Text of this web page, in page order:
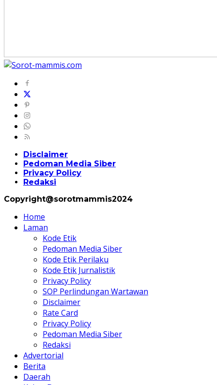
Disclaimer
Pedoman Media Siber
Privacy Policy
Redaksi
Copyright@sorotmammis2024
Home
Laman
Kode Etik
Pedoman Media Siber
Kode Etik Perilaku
Kode Etik Jurnalistik
Privacy Policy
SOP Perlindungan Wartawan
Disclaimer
Rate Card
Privacy Policy
Pedoman Media Siber
Redaksi
Advertorial
Berita
Daerah